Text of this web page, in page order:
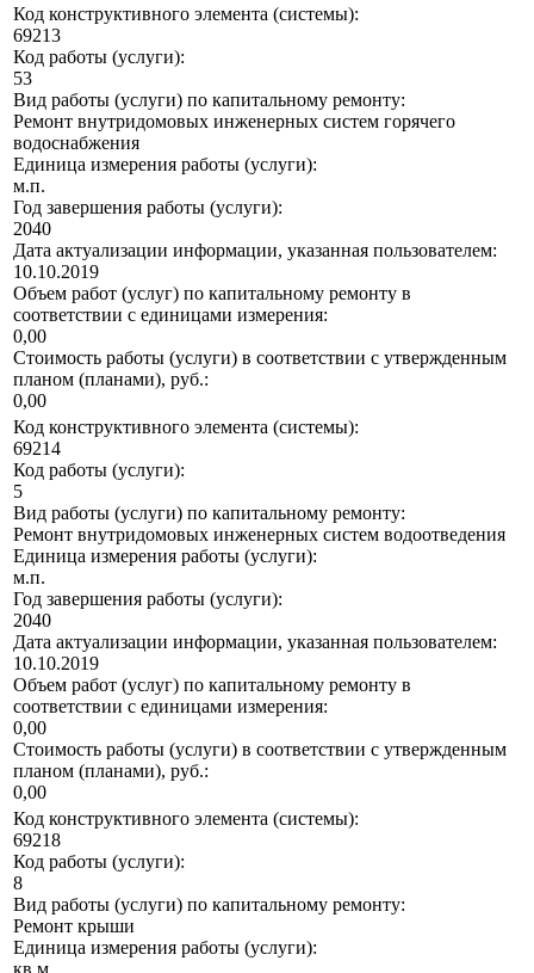
Код конструктивного элемента (системы):
69213
Код работы (услуги):
53
Вид работы (услуги) по капитальному ремонту:
Ремонт внутридомовых инженерных систем горячего
водоснабжения
Единица измерения работы (услуги):
м.п.
Год завершения работы (услуги):
2040
Дата актуализации информации, указанная пользователем:
10.10.2019
Объем работ (услуг) по капитальному ремонту в
соответствии с единицами измерения:
0,00
Стоимость работы (услуги) в соответствии с утвержденным
планом (планами), руб.:
0,00
Код конструктивного элемента (системы):
69214
Код работы (услуги):
5
Вид работы (услуги) по капитальному ремонту:
Ремонт внутридомовых инженерных систем водоотведения
Единица измерения работы (услуги):
м.п.
Год завершения работы (услуги):
2040
Дата актуализации информации, указанная пользователем:
10.10.2019
Объем работ (услуг) по капитальному ремонту в
соответствии с единицами измерения:
0,00
Стоимость работы (услуги) в соответствии с утвержденным
планом (планами), руб.:
0,00
Код конструктивного элемента (системы):
69218
Код работы (услуги):
8
Вид работы (услуги) по капитальному ремонту:
Ремонт крыши
Единица измерения работы (услуги):